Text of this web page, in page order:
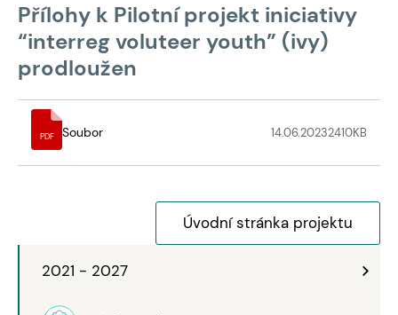
2021 - 2027
Přílohy k Pilotní projekt iniciativy
“interreg voluteer youth” (ivy)
prodloužen
PDF Soubor 14.06.20232410KB
Úvodní stránka projektu